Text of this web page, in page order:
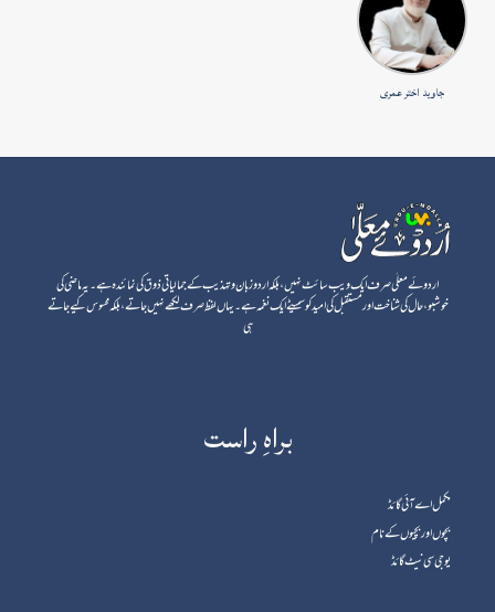
جاوید اختر عمری
اردوئے معلٰی صرف ایک ویب سائٹ نہیں، بلکہ اردو زبان و تہذیب کے جمالیاتی ذوق کی نمائندہ ہے۔ یہ ماضی کی
خوشبو، حال کی شناخت اور مستقبل کی امید کو سمیٹے ایک نغمہ ہے۔ یہاں لفظ صرف لکھے نہیں جاتے، بلکہ محسوس کیے جاتے
ہی
براہِ راست
مکمل اے آئی گائڈ
بچوں اور بچیوں کے نام
یوجی سی نیٹ گائڈ